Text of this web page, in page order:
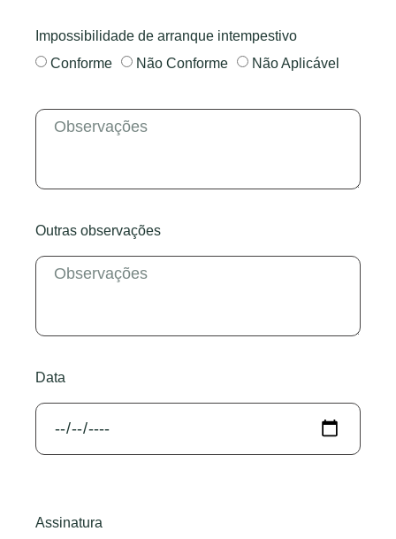
Impossibilidade de arranque intempestivo
Conforme
Não Conforme Não Aplicável
Outras observações
Data
Assinatura